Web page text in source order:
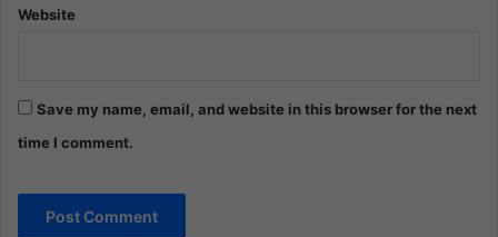
Website
Save my name, email, and website in this browser for the next
time I comment.